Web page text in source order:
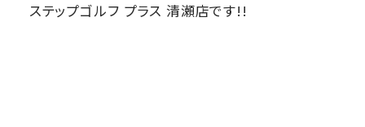
ステップゴルフ プラス 清瀬店です!!